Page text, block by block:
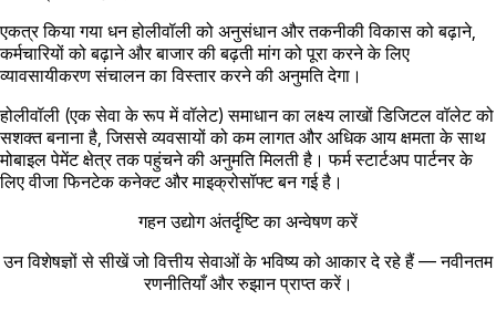
एकत्र किया गया धन होलीवॉली को अनुसंधान और तकनीकी विकास को बढ़ाने,
कर्मचारियों को बढ़ाने और बाजार की बढ़ती मांग को पूरा करने के लिए
व्यावसायीकरण संचालन का विस्तार करने की अनुमति देगा।
होलीवॉली (एक सेवा के रूप में वॉलेट) समाधान का लक्ष्य लाखों डिजिटल वॉलेट को
सशक्त बनाना है, जिससे व्यवसायों को कम लागत और अधिक आय क्षमता के साथ
मोबाइल पेमेंट क्षेत्र तक पहुंचने की अनुमति मिलती है। फर्म स्टार्टअप पार्टनर के
लिए वीजा फिनटेक कनेक्ट और माइक्रोसॉफ्ट बन गई है।
गहन उद्योग अंतर्दृष्टि का अन्वेषण करें
उन विशेषज्ञों से सीखें जो वित्तीय सेवाओं के भविष्य को आकार दे रहे हैं — नवीनतम
रणनीतियाँ और रुझान प्राप्त करें।